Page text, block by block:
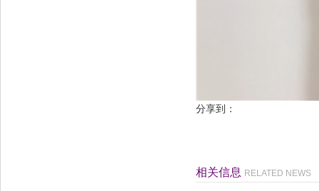
分享到：
相关信息 RELATED NEWS